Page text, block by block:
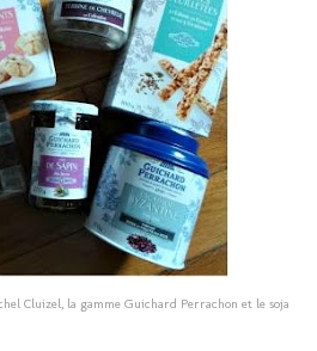
Cluizel, la gamme Guichard Perrachon et le soja